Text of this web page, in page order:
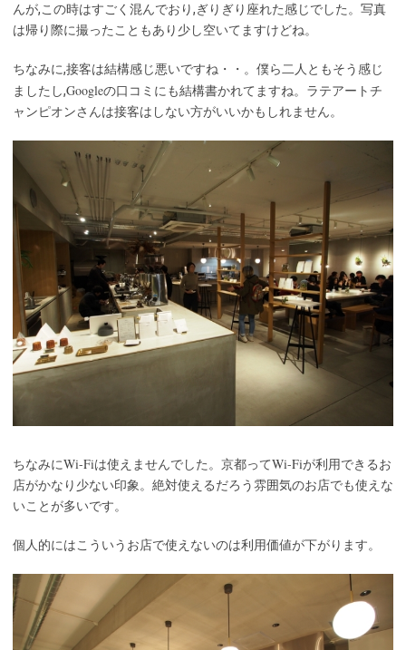
んが,この時はすごく混んでおり,ぎりぎり座れた感じでした。写真
は帰り際に撮ったこともあり少し空いてますけどね。
ちなみに,接客は結構感じ悪いですね・・。僕ら二人ともそう感じ
ましたし,Googleの口コミにも結構書かれてますね。ラテアートチ
ャンピオンさんは接客はしない方がいいかもしれません。
ちなみにWi-Fiは使えませんでした。京都ってWi-Fiが利用できるお
店がかなり少ない印象。絶対使えるだろう雰囲気のお店でも使えな
いことが多いです。
個人的にはこういうお店で使えないのは利用価値が下がります。